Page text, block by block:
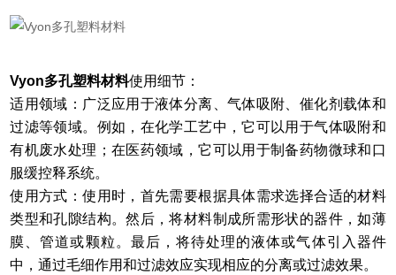
Vyon多孔塑料材料使用细节：
适用领域：广泛应用于液体分离、气体吸附、催化剂载体和
过滤等领域。例如，在化学工艺中，它可以用于气体吸附和
有机废水处理；在医药领域，它可以用于制备药物微球和口
服缓控释系统。
使用方式：使用时，首先需要根据具体需求选择合适的材料
类型和孔隙结构。然后，将材料制成所需形状的器件，如薄
膜、管道或颗粒。最后，将待处理的液体或气体引入器件
中，通过毛细作用和过滤效应实现相应的分离或过滤效果。